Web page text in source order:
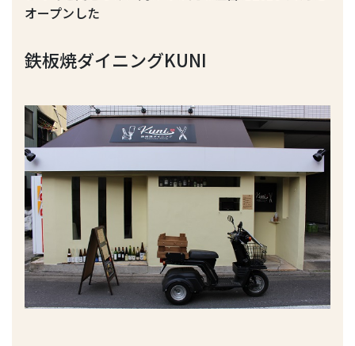
オープンした
鉄板焼ダイニングKUNI